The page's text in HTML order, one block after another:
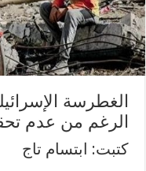
الغطرسة
الرغم من عدم
كتبت: ابتسام تاج